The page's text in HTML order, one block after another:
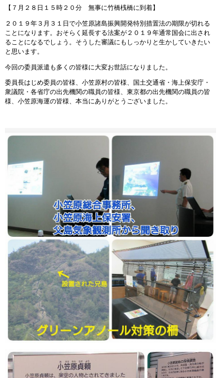
【７月２８日１５時２０分 無事に竹橋桟橋に到着】
２０１９年３月３１日で小笠原諸島振興開発特別措置法の期限が切れる
ことになります。おそらく延長する法案が２０１９年通常国会に出され
ることになるでしょう。そうした審議にもしっかりと生かしていきたい
と思います。
今回の委員派遣も多くの皆様に大変お世話になりました。
委員長はじめ委員の皆様、小笠原村の皆様、国土交通省・海上保安庁・
衆議院・各省庁の出先機関の職員の皆様、東京都の出先機関の職員の皆
様、小笠原海運の皆様、本当にありがとうございました。